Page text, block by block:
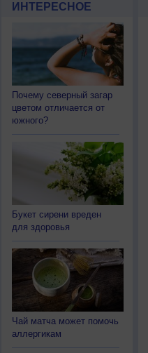
ИНТЕРЕСНОЕ
Почему северный загар
цветом отличается от
южного?
Букет сирени вреден
для здоровья
Чай матча может помочь
аллергикам